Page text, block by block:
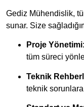
Gediz Mühendislik,
sunar. Size
Proje Yönetimi:
tüm süreci
Teknik
teknik sorunlara